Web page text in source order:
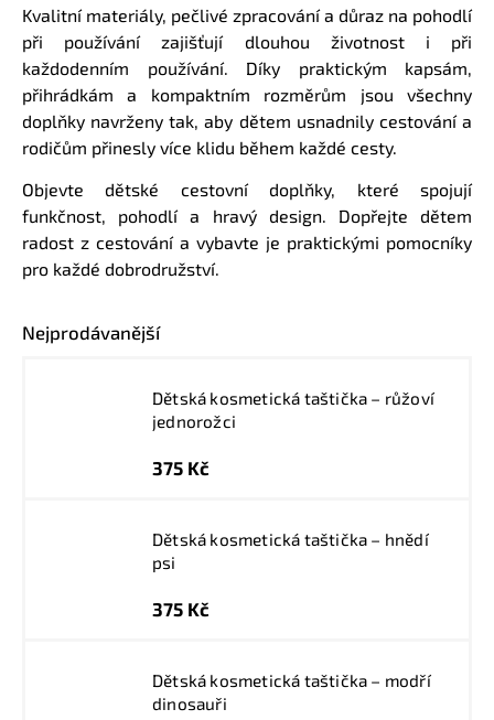
Kvalitní materiály, pečlivé zpracování a důraz na pohodlí
při používání zajišťují dlouhou životnost i při
každodenním používání. Díky praktickým kapsám,
přihrádkám a kompaktním rozměrům jsou všechny
doplňky navrženy tak, aby dětem usnadnily cestování a
rodičům přinesly více klidu během každé cesty.
Objevte dětské cestovní doplňky, které spojují
funkčnost, pohodlí a hravý design. Dopřejte dětem
radost z cestování a vybavte je praktickými pomocníky
pro každé dobrodružství.
Nejprodávanější
Dětská kosmetická taštička – růžoví
jednorožci
375 Kč
Dětská kosmetická taštička – hnědí
psi
375 Kč
Dětská kosmetická taštička – modří
dinosauři